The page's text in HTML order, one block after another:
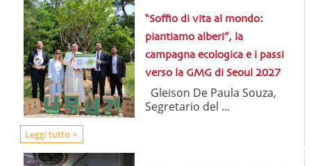
“Soffio di vita al mondo:
piantiamo alberi”, la
campagna ecologica e i passi
verso la GMG di Seoul 2027
Gleison De Paula Souza,
Segretario del ...
Leggi tutto >